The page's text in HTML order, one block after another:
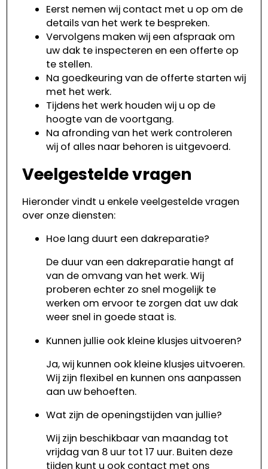
Eerst nemen wij contact met u op om de
details van het werk te bespreken.
Vervolgens maken wij een afspraak om
uw dak te inspecteren en een offerte op
te stellen.
Na goedkeuring van de offerte starten wij
met het werk.
Tijdens het werk houden wij u op de
hoogte van de voortgang.
Na afronding van het werk controleren
wij of alles naar behoren is uitgevoerd.
Veelgestelde vragen
Hieronder vindt u enkele veelgestelde vragen
over onze diensten:
Hoe lang duurt een dakreparatie?
De duur van een dakreparatie hangt af
van de omvang van het werk. Wij
proberen echter zo snel mogelijk te
werken om ervoor te zorgen dat uw dak
weer snel in goede staat is.
Kunnen jullie ook kleine klusjes uitvoeren?
Ja, wij kunnen ook kleine klusjes uitvoeren.
Wij zijn flexibel en kunnen ons aanpassen
aan uw behoeften.
Wat zijn de openingstijden van jullie?
Wij zijn beschikbaar van maandag tot
vrijdag van 8 uur tot 17 uur. Buiten deze
tijden kunt u ook contact met ons